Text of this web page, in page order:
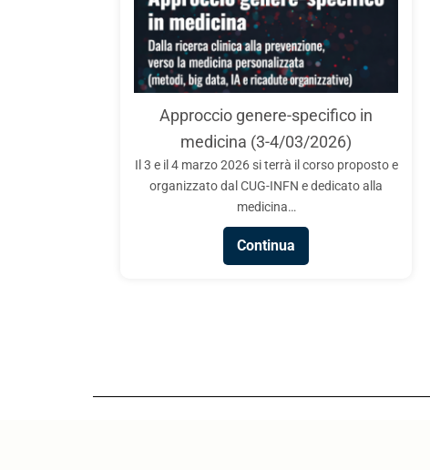
Approccio genere-specifico in
medicina (3-4/03/2026)
Il 3 e il 4 marzo 2026 si terrà il corso proposto e
organizzato dal CUG-INFN e dedicato alla
medicina…
Continua
CUG – INFN: Chi vuol essere STEM sia!
Garanzia di ASI, ENEA, CREA, INAF, INAPP, ISS,
ISTAT e Sapienza Università…
Continua